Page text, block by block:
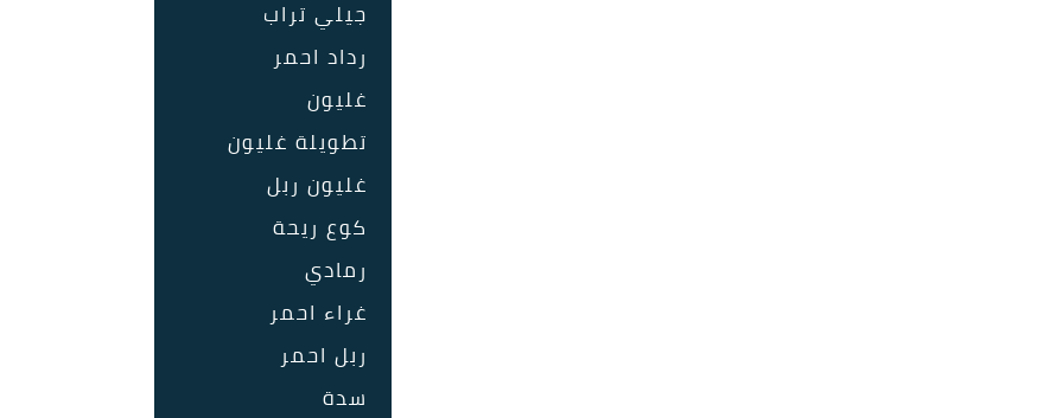
جيلي تراب
رداد احمر
غليون
تطويلة غليون
غليون ربل
كوع ريحة
رمادي
غراء احمر
ربل احمر
سدة